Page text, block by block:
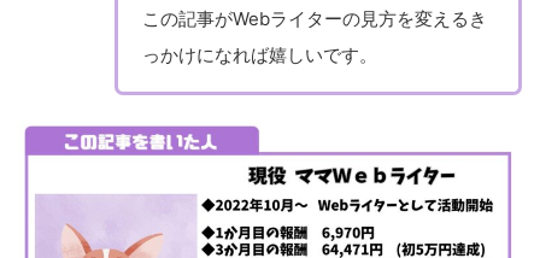
この記事がWebライターの見方を変えるき
っかけになれば嬉しいです。